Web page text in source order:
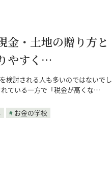
金・土地の贈り方と
やすく…
検討される人も多いのではないでし
ている一方で「税金が高くな…
お金の学校